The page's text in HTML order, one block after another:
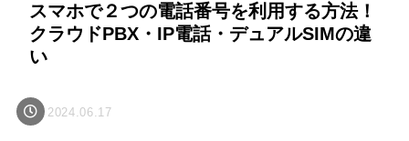
スマホで２つの電話番号を利用する方法！
クラウドPBX・IP電話・デュアルSIMの違
い
2024.06.17